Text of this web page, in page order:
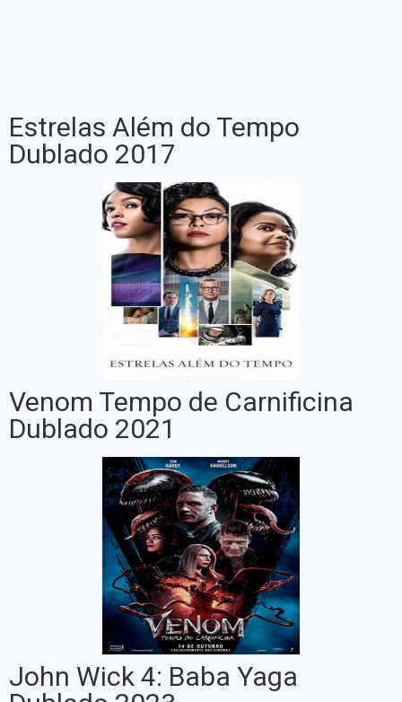
Estrelas Além do Tempo
Dublado 2017
Venom Tempo de Carnificina
Dublado 2021
John Wick 4: Baba Yaga